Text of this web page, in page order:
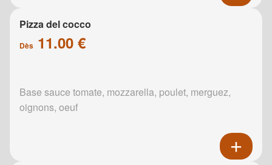
Pizza del cocco
Dès 11.00 €
Base sauce tomate, mozzarella, poulet, merguez,
oignons, oeuf